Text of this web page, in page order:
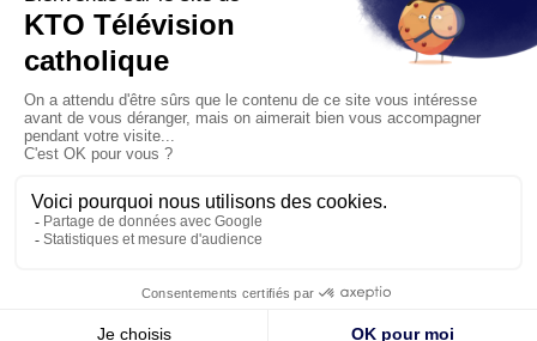
La visite pastorale du pape Léon
XIV à Assise à suivre sur KTO le
jeudi 6 août
Le pape en Uruguay, Argentine et
Pérou du 6 au 17 novembre 2026